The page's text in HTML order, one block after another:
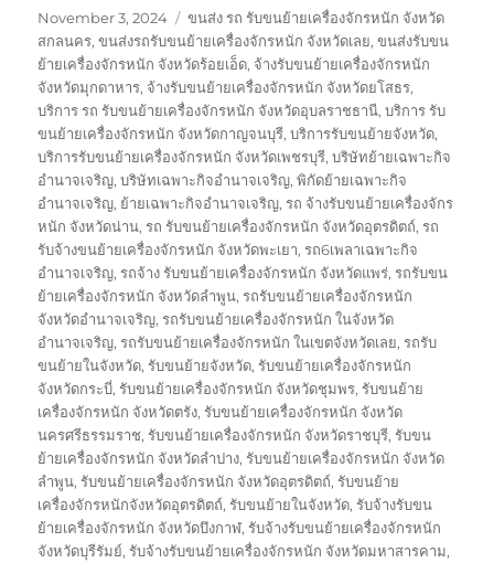
Posted
on
November 3, 2024 Tags
ขนส่ง รถ รับขนย้ายเครื่องจักรหนัก จังหวัด
สกลนคร,ขนส่งรถรับขนย้ายเครื่องจักรหนัก จังหวัดเลย,ขนส่งรับขน
ย้ายเครื่องจักรหนัก จังหวัดร้อยเอ็ด, จ้างรับขนย้ายเครื่องจักรหนัก
จังหวัดมุกดาหาร, จ้างรับขนย้ายเครื่องจักรหนัก จังหวัดยโสธร,
บริการ รถ รับขนย้ายเครื่องจักรหนัก จังหวัดอุบลราชธานี,บริการ รับ
ขนย้ายเครื่องจักรหนัก จังหวัดกาญจนบุรี,บริการรับขนย้ายจังหวัด,
บริการรับขนย้ายเครื่องจักรหนัก จังหวัดเพชรบุรี,บริษัทย้ายเฉพาะกิจ
อำนาจเจริญ,บริษัทเฉพาะกิจอำนาจเจริญ,พิกัดย้ายเฉพาะกิจ
อำนาจเจริญ, ย้ายเฉพาะกิจอำนาจเจริญ,รถ จ้างรับขนย้ายเครื่องจักร
หนัก จังหวัดน่าน,รถ รับขนย้ายเครื่องจักรหนัก จังหวัดอุตรดิตถ์,รถ
รับจ้างขนย้ายเครื่องจักรหนัก จังหวัดพะเยา,รถ6เพลาเฉพาะกิจ
อำนาจเจริญ,รถจ้าง รับขนย้ายเครื่องจักรหนัก จังหวัดแพร่,รถรับขน
ย้ายเครื่องจักรหนัก จังหวัดลำพูน,รถรับขนย้ายเครื่องจักรหนัก
จังหวัดอำนาจเจริญ,รถรับขนย้ายเครื่องจักรหนัก ในจังหวัด
อำนาจเจริญ,รถรับขนย้ายเครื่องจักรหนัก ในเขตจังหวัดเลย,รถรับ
ขนย้ายในจังหวัด,รับขนย้ายจังหวัด,รับขนย้ายเครื่องจักรหนัก
จังหวัดกระบี่,รับขนย้ายเครื่องจักรหนัก จังหวัดชุมพร,รับขนย้าย
เครื่องจักรหนัก จังหวัดตรัง,รับขนย้ายเครื่องจักรหนัก จังหวัด
นครศรีธรรมราช,รับขนย้ายเครื่องจักรหนัก จังหวัดราชบุรี,รับขน
ย้ายเครื่องจักรหนัก จังหวัดลำปาง,รับขนย้ายเครื่องจักรหนัก จังหวัด
ลำพูน,รับขนย้ายเครื่องจักรหนัก จังหวัดอุตรดิตถ์,รับขนย้าย
เครื่องจักรหนักจังหวัดอุตรดิตถ์,รับขนย้ายในจังหวัด,รับจ้างรับขน
ย้ายเครื่องจักรหนัก จังหวัดบึงกาฬ,รับจ้างรับขนย้ายเครื่องจักรหนัก
จังหวัดบุรีรัมย์,รับจ้างรับขนย้ายเครื่องจักรหนัก จังหวัดมหาสารคาม,